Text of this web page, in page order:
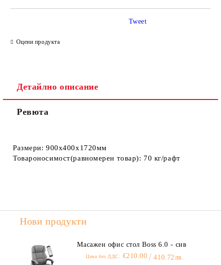
Оцени продукта
Tweet
Детайлно описание
Ревюта
Размери: 900x400x1720мм
Товароносимост(равномерен товар): 70 кг/рафт
Нови продукти
Масажен офис стол Boss 6.0 - сив
Цена без ДДС: €210.00 410.72лв.